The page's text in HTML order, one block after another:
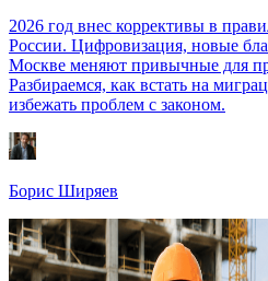
2026 год внес коррективы в
России. Цифровизация, новые
Москве меняют привычные для
Разбираемся, как встать на
избежать проблем с законом.
Борис Ширяев